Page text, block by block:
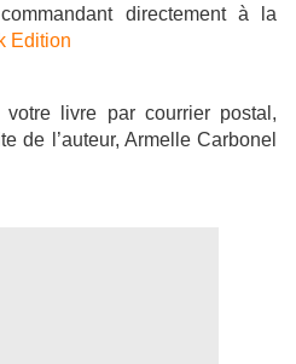
directement à la
Edition
votre livre par courrier postal,
de l’auteur, Armelle Carbonel